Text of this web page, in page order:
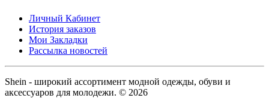
Личный Кабинет
История заказов
Мои Закладки
Рассылка новостей
Shein - широкий ассортимент модной одежды, обуви и
аксессуаров для молодежи. © 2026